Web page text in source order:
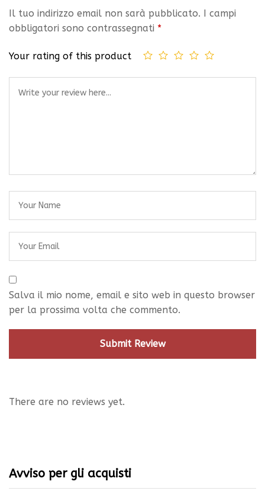
Il tuo indirizzo email non sarà pubblicato. I campi
obbligatori sono contrassegnati *
Your rating of this product
Salva il mio nome, email e sito web in questo browser
per la prossima volta che commento.
There are no reviews yet.
Avviso per gli acquisti